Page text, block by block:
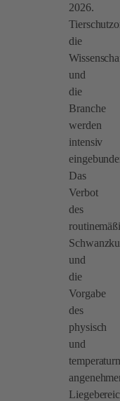
2026.
die
und
die
Branche
werden
intensiv
Das
Verbot
des
und
die
Vorgabe
des
physisch
und